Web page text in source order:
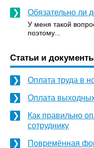
Обязательно ли
У меня такой
поэтому...
Статьи и
Оплата труда в
Оплата
Как правильно
сотруднику
Повремённая